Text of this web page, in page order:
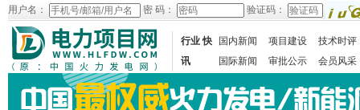
用户名： 密 码： 验证码：
行业 快
讯
国内新闻 项目建设
技术时评
国际新闻
审批公示 会员风采